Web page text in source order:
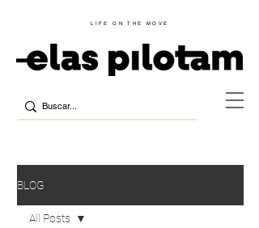
LIFE ON THE MOVE
BLOG
All Posts